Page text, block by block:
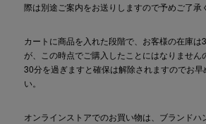
際は別途ご案内をお送りしますので予めご了承
カートに商品を入れた段階で、お客様の在庫は
が、この時点でご購入したことにはなりません
30分を過ぎますと確保は解除されますのでお早
い。
オンラインストアでのお買い物は、ブランドハ